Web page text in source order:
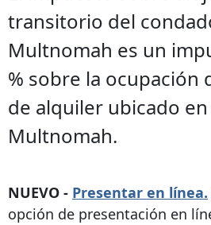
transitorio del
Multnomah es un
% sobre la ocupación
de alquiler ubicado
Multnomah.
NUEVO - Presentar en línea.
opción de presentación en